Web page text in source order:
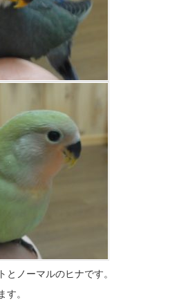
とノーマルのヒナです。
す。